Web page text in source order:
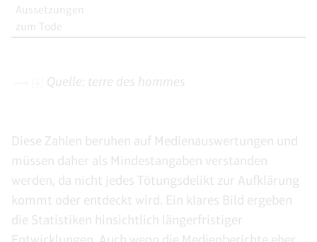
Aussetzungen
zum Tode
Quelle: terre des hommes
Diese Zahlen beruhen auf Medienauswertungen und
müssen daher als Mindestangaben verstanden
werden, da nicht jedes Tötungsdelikt zur Aufklärung
kommt oder entdeckt wird. Ein klares Bild ergeben
die Statistiken hinsichtlich längerfristiger